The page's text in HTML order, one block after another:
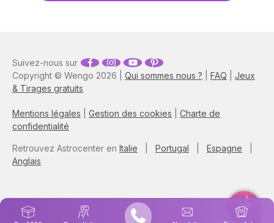
Copyright © Wengo 2026 | Qui sommes nous ? FAQ
Jeux
& Tirages gratuits
Mentions légales Gestion des cookies
Charte de
confidentialité
Suivez-nous sur
Retrouvez Astrocenter en Italie Portugal Espagne
Anglais